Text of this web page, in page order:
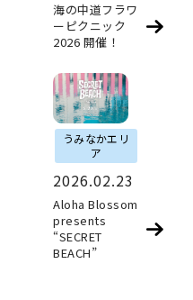
海の中道フラワ
ーピクニック
2026 開催！
うみなかエリ
ア
2026.02.23
Aloha Blossom
presents
“SECRET
BEACH”